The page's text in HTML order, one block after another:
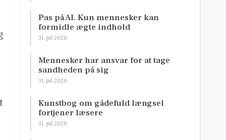
Pas på AI. Kun mennesker kan
formidle ægte indhold
31. jul 2026
Mennesker har ansvar for at tage
sandheden på sig
31. jul 2026
Kunstbog om gådefuld længsel
fortjener læsere
31. jul 2026